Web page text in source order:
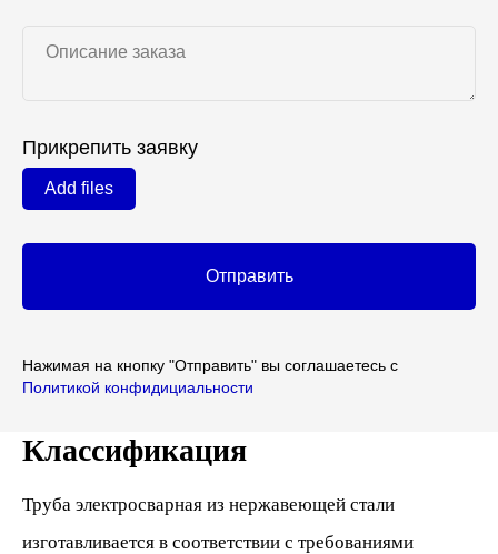
Прикрепить заявку
Add files
Отправить
Нажимая на кнопку "Отправить" вы соглашаетесь с
Политикой конфидициальности
Классификация
Труба электросварная из нержавеющей стали
изготавливается в соответствии с требованиями